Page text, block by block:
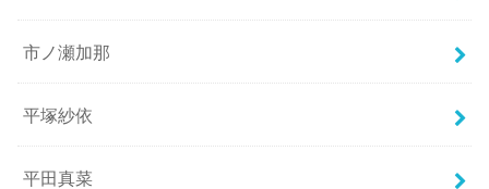
市ノ瀬加那
平塚紗依
平田真菜